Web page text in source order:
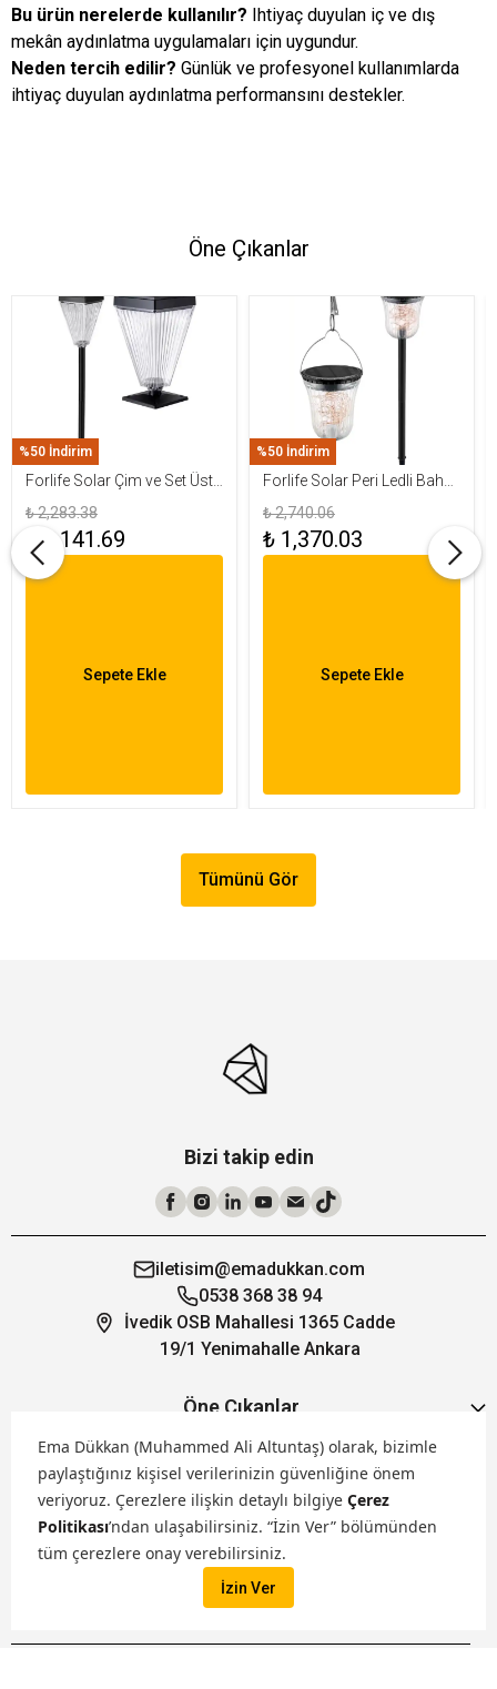
Ema Dükkan (Muhammed Ali Altuntaş) olarak, bizimle
paylaştığınız kişisel verilerinizin güvenliğine önem
veriyoruz. Çerezlere ilişkin detaylı bilgiye Çerez
Politikası’ndan ulaşabilirsiniz. “İzin Ver” bölümünden
tüm çerezlere onay verebilirsiniz.
İzin Ver
Bu ürün nerelerde kullanılır? Ihtiyaç duyulan iç ve dış
mekân aydınlatma uygulamaları için uygundur.
Neden tercih edilir? Günlük ve profesyonel kullanımlarda
ihtiyaç duyulan aydınlatma performansını destekler.
Öne Çıkanlar
%50 İndirim
Forlife Solar Çim ve Set Üstü
Armatür 15W FL-3283
₺ 2,283.38
₺ 1,141.69
Sepete Ekle
%50 İndirim
Forlife Solar Peri Ledli Bahçe
Aydınlatma Armatürü FL-
3284
₺ 2,740.06
₺ 1,370.03
Sepete Ekle
Tümünü Gör
Bizi takip edin
iletisim@emadukkan.com
0538 368 38 94
İvedik OSB Mahallesi 1365 Cadde
19/1 Yenimahalle Ankara
Öne Çıkanlar
Hakkımızda
Markalarımız
Satış Kanallarımız